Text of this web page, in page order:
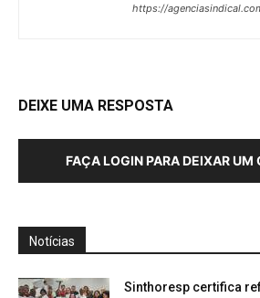
https://
DEIXE UMA RESPOSTA
FAÇA LOGIN PARA DEIXAR UM
Notícias
Sinthoresp certifica